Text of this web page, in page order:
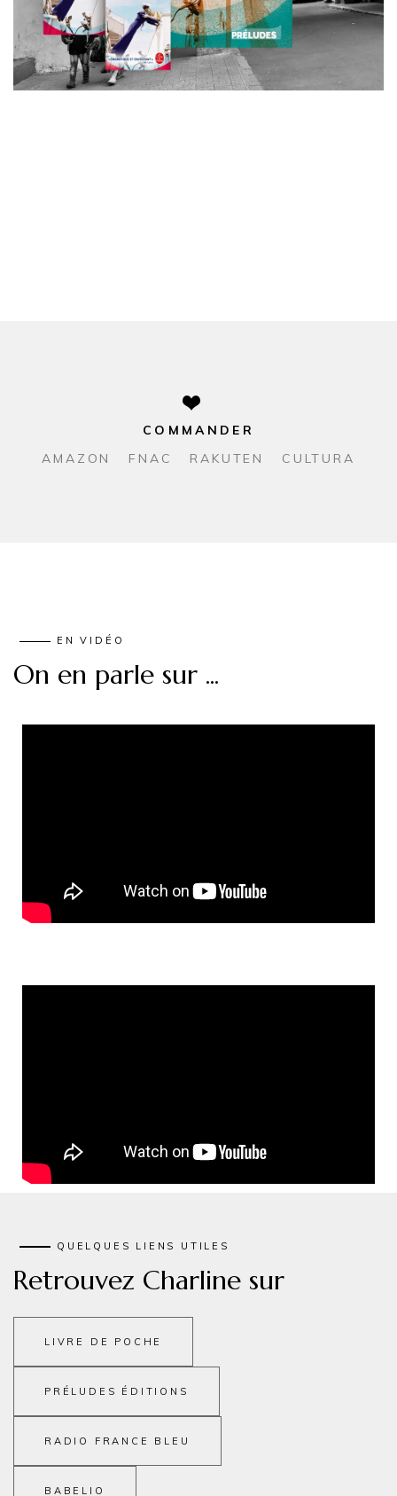
COMMANDER
AMAZON
FNAC RAKUTEN CULTURA
EN VIDÉO
On en parle sur ...
QUELQUES LIENS UTILES
Retrouvez Charline sur
LIVRE DE POCHE
PRÉLUDES ÉDITIONS
RADIO FRANCE BLEU
BABELIO